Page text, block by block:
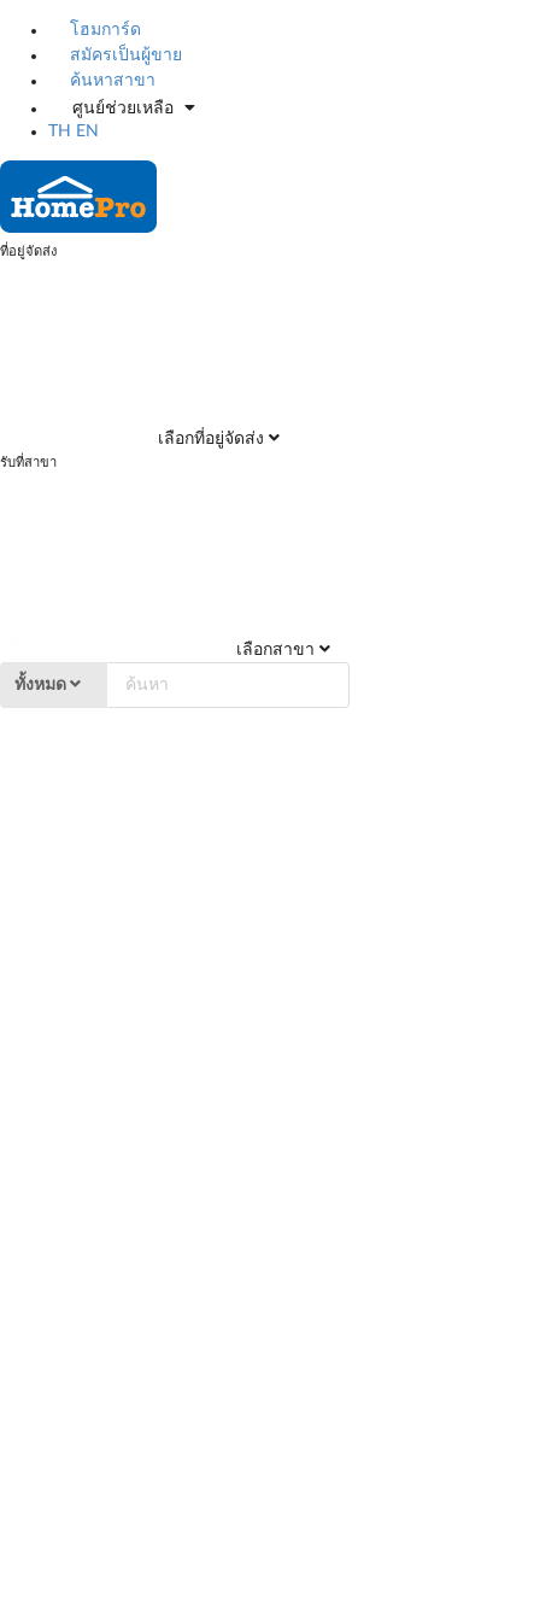
โฮมการ์ด
สมัครเป็นผู้ขาย
ค้นหาสาขา
ศูนย์ช่วยเหลือ
TH
EN
ที่อยู่จัดส่ง
เลือกที่อยู่จัดส่ง
รับที่สาขา
เลือกสาขา
ทั้งหมด